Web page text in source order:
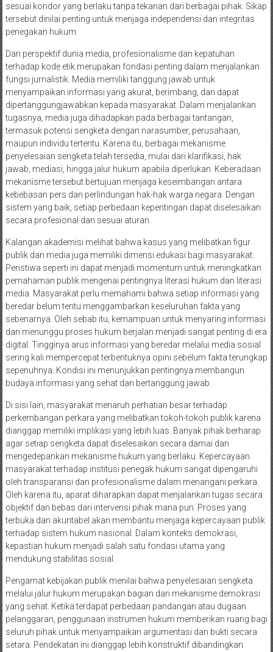
sesuai koridor yang berlaku tanpa tekanan dari berbagai pihak. Sikap
tersebut dinilai penting untuk menjaga independensi dan integritas
penegakan hukum.
Dari perspektif dunia media, profesionalisme dan kepatuhan
terhadap kode etik merupakan fondasi penting dalam menjalankan
fungsi jurnalistik. Media memiliki tanggung jawab untuk
menyampaikan informasi yang akurat, berimbang, dan dapat
dipertanggungjawabkan kepada masyarakat. Dalam menjalankan
tugasnya, media juga dihadapkan pada berbagai tantangan,
termasuk potensi sengketa dengan narasumber, perusahaan,
maupun individu tertentu. Karena itu, berbagai mekanisme
penyelesaian sengketa telah tersedia, mulai dari klarifikasi, hak
jawab, mediasi, hingga jalur hukum apabila diperlukan. Keberadaan
mekanisme tersebut bertujuan menjaga keseimbangan antara
kebebasan pers dan perlindungan hak-hak warga negara. Dengan
sistem yang baik, setiap perbedaan kepentingan dapat diselesaikan
secara profesional dan sesuai aturan.
Kalangan akademisi melihat bahwa kasus yang melibatkan figur
publik dan media juga memiliki dimensi edukasi bagi masyarakat.
Peristiwa seperti ini dapat menjadi momentum untuk meningkatkan
pemahaman publik mengenai pentingnya literasi hukum dan literasi
media. Masyarakat perlu memahami bahwa setiap informasi yang
beredar belum tentu menggambarkan keseluruhan fakta yang
sebenarnya. Oleh sebab itu, kemampuan untuk menyaring informasi
dan menunggu proses hukum berjalan menjadi sangat penting di era
digital. Tingginya arus informasi yang beredar melalui media sosial
sering kali mempercepat terbentuknya opini sebelum fakta terungkap
sepenuhnya. Kondisi ini menunjukkan pentingnya membangun
budaya informasi yang sehat dan bertanggung jawab.
Di sisi lain, masyarakat menaruh perhatian besar terhadap
perkembangan perkara yang melibatkan tokoh-tokoh publik karena
dianggap memiliki implikasi yang lebih luas. Banyak pihak berharap
agar setiap sengketa dapat diselesaikan secara damai dan
mengedepankan mekanisme hukum yang berlaku. Kepercayaan
masyarakat terhadap institusi penegak hukum sangat dipengaruhi
oleh transparansi dan profesionalisme dalam menangani perkara.
Oleh karena itu, aparat diharapkan dapat menjalankan tugas secara
objektif dan bebas dari intervensi pihak mana pun. Proses yang
terbuka dan akuntabel akan membantu menjaga kepercayaan publik
terhadap sistem hukum nasional. Dalam konteks demokrasi,
kepastian hukum menjadi salah satu fondasi utama yang
mendukung stabilitas sosial.
Pengamat kebijakan publik menilai bahwa penyelesaian sengketa
melalui jalur hukum merupakan bagian dari mekanisme demokrasi
yang sehat. Ketika terdapat perbedaan pandangan atau dugaan
pelanggaran, penggunaan instrumen hukum memberikan ruang bagi
seluruh pihak untuk menyampaikan argumentasi dan bukti secara
setara. Pendekatan ini dianggap lebih konstruktif dibandingkan